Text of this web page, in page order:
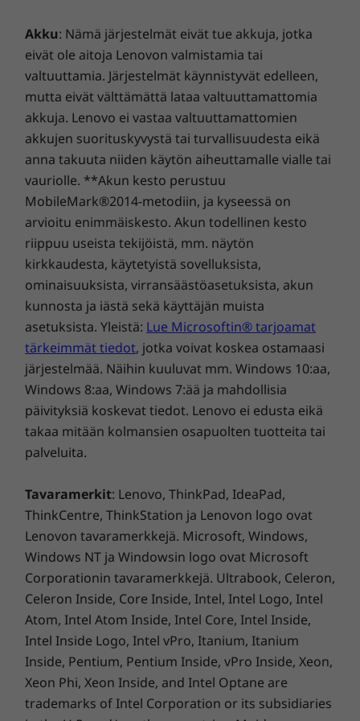
mobiilisovelluksella.
Suojaa yksityisyyttäsi
ThinkSmart View for Zoomin
huoletta. Sisäänrakennetun kameran
sulkimen, mikrofonin vaimennuspainikkeen ja
kuusinumeroisen kirjautumiskoodin ansiosta
laite takaa tietoturvan ja yksityisyyden niin
käytössä kuin myös suljettuna.
Akku: Nämä järjestelmät eivät tue akkuja, jotka
eivät ole aitoja Lenovon valmistamia tai
valtuuttamia. Järjestelmät käynnistyvät edelleen,
mutta eivät välttämättä lataa valtuuttamattomia
akkuja. Lenovo ei vastaa valtuuttamattomien
akkujen suorituskyvystä tai turvallisuudesta eikä
anna takuuta niiden käytön aiheuttamalle vialle tai
vauriolle. **Akun kesto perustuu
MobileMark®2014-metodiin, ja kyseessä on
arvioitu enimmäiskesto. Akun todellinen kesto
riippuu useista tekijöistä, mm. näytön
kirkkaudesta, käytetyistä sovelluksista,
ominaisuuksista, virransäästöasetuksista, akun
kunnosta ja iästä sekä käyttäjän muista
asetuksista. Yleistä: Lue Microsoftin® tarjoamat
tärkeimmät tiedot, jotka voivat koskea ostamaasi
järjestelmää. Näihin kuuluvat mm. Windows 10:aa,
Windows 8:aa, Windows 7:ää ja mahdollisia
päivityksiä koskevat tiedot. Lenovo ei edusta eikä
takaa mitään kolmansien osapuolten tuotteita tai
palveluita.
Tavaramerkit: Lenovo, ThinkPad, IdeaPad,
ThinkCentre, ThinkStation ja Lenovon logo ovat
Lenovon tavaramerkkejä. Microsoft, Windows,
Windows NT ja Windowsin logo ovat Microsoft
Corporationin tavaramerkkejä. Ultrabook, Celeron,
Celeron Inside, Core Inside, Intel, Intel Logo, Intel
Atom, Intel Atom Inside, Intel Core, Intel Inside,
Intel Inside Logo, Intel vPro, Itanium, Itanium
Inside, Pentium, Pentium Inside, vPro Inside, Xeon,
Xeon Phi, Xeon Inside, and Intel Optane are
trademarks of Intel Corporation or its subsidiaries